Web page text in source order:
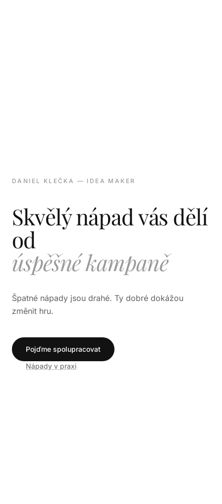
DANIEL KLEČKA — IDEA MAKER
Skvělý nápad vás dělí
od
automaticky se
úspěšné kampaně
Špatné nápady jsou drahé. Ty dobré dokážou
změnit hru.
Pojďme spolupracovat
Nápady v praxi